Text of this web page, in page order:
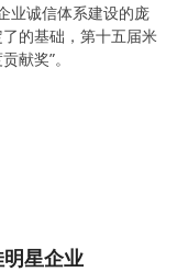
业诚信体系建设的庞
的基础，第十五届米
献奖”。
星企业